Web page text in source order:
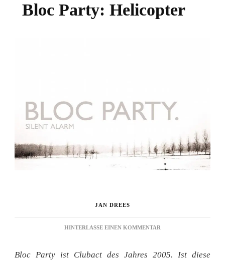
Bloc Party: Helicopter
JAN DREES
HINTERLASSE EINEN KOMMENTAR
HELICOPTER
Bloc Party ist Clubact des Jahres 2005. Ist diese